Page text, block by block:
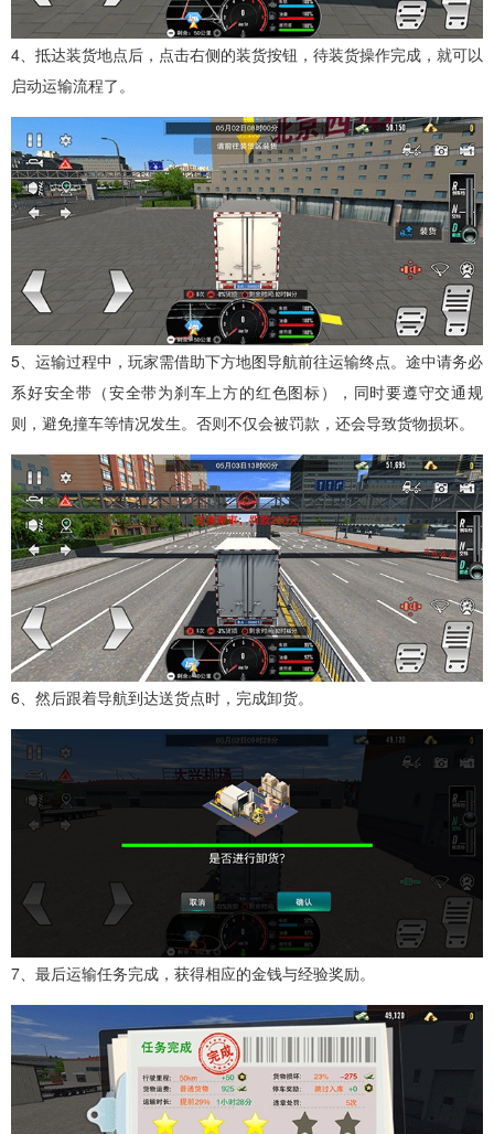
4、抵达装货地点后，点击右侧的装货按钮，待装货操作完成，就可以
启动运输流程了。
5、运输过程中，玩家需借助下方地图导航前往运输终点。途中请务必
系好安全带（安全带为刹车上方的红色图标），同时要遵守交通规
则，避免撞车等情况发生。否则不仅会被罚款，还会导致货物损坏。
6、然后跟着导航到达送货点时，完成卸货。
7、最后运输任务完成，获得相应的金钱与经验奖励。